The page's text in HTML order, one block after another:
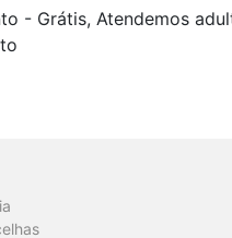
- Grátis, Atendemos